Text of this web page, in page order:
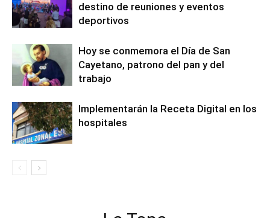
destino de reuniones y eventos
deportivos
Hoy se conmemora el Día de San
Cayetano, patrono del pan y del
trabajo
Implementarán la Receta Digital en los
hospitales